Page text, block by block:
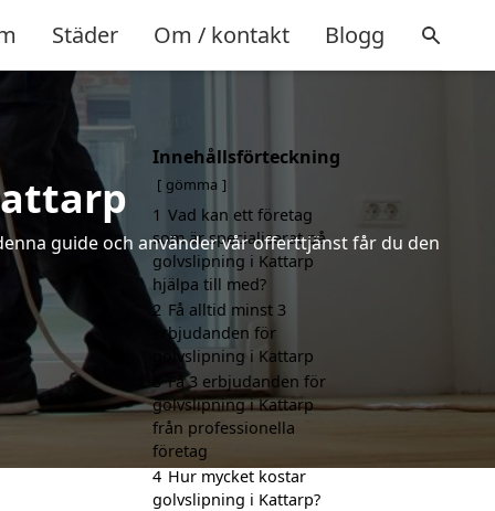
Städer Om / kontakt Blogg
guide och använder vår offerttjänst får du den
Innehållsförteckning
gömma
1 Vad kan ett företag
som är specialiserat på
golvslipning i Kattarp
hjälpa till med?
2 Få alltid minst 3
erbjudanden för
golvslipning i Kattarp
3 Få 3 erbjudanden för
golvslipning i Kattarp
från professionella
företag
4 Hur mycket kostar
golvslipning i Kattarp?